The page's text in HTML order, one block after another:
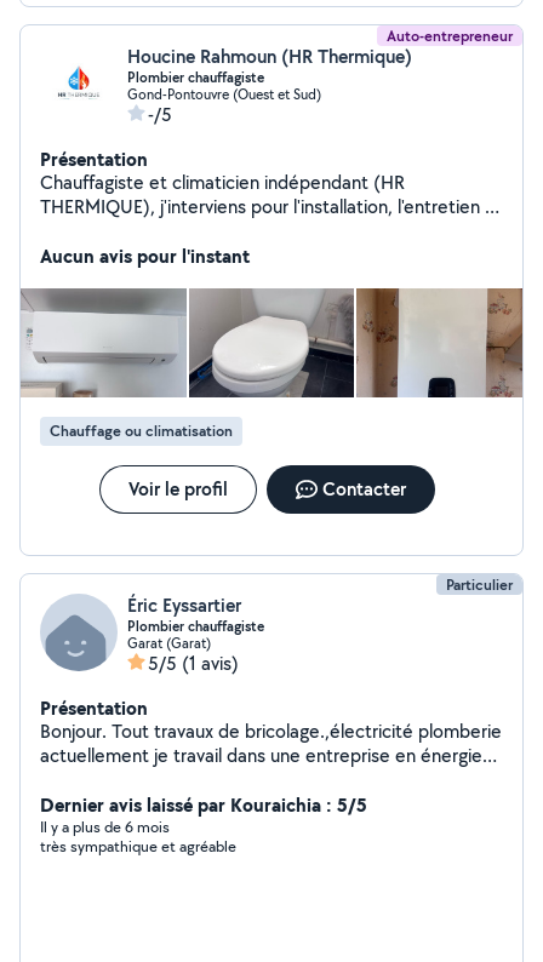
Auto-entrepreneur
Houcine Rahmoun (HR Thermique)
Plombier chauffagiste
Gond-Pontouvre (Ouest et Sud)
-/5
Présentation
Chauffagiste et climaticien indépendant (HR
THERMIQUE), j'interviens pour l'installation, l'entretien et
Travail soigné, réactif et à l'écoute, je propose des
Devis gratuit.
Aucun avis pour l'instant
Chauffage ou climatisation
Voir le profil Contacter
Particulier
Éric Eyssartier
Plombier chauffagiste
Garat (Garat)
5/5 (1 avis)
Présentation
Bonjour. Tout travaux de bricolage.,électricité plomberie
actuellement je travail dans une entreprise en énergies
Dernier avis laissé par Kouraichia : 5/5
Il y a plus de 6 mois
très sympathique et agréable